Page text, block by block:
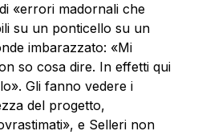
«errori madornali che
su un ponticello su un
imbarazzato: «Mi
so cosa dire. In effetti qui
Gli fanno vedere i
del progetto,
e Selleri non